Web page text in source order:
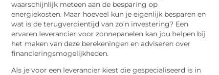
waarschijnlijk meteen aan de besparing op
energiekosten. Maar hoeveel kun je eigenlijk besparen en
wat is de terugverdientijd van zo’n investering? Een
ervaren leverancier voor zonnepanelen kan jou helpen bij
het maken van deze berekeningen en adviseren over
financieringsmogelijkheden.
Als je voor een leverancier kiest die gespecialiseerd is in